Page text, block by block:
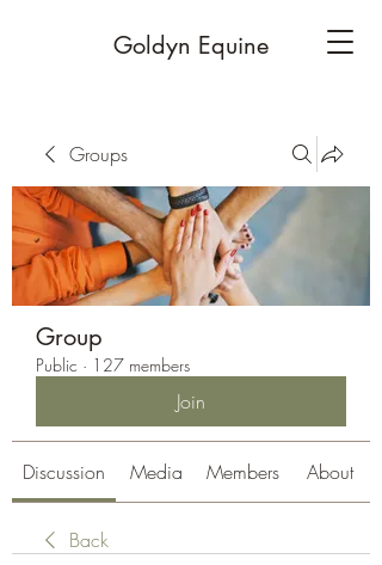
Goldyn Equine
Groups
Group
Public · 127 members
Join
Discussion Media Members About
Back